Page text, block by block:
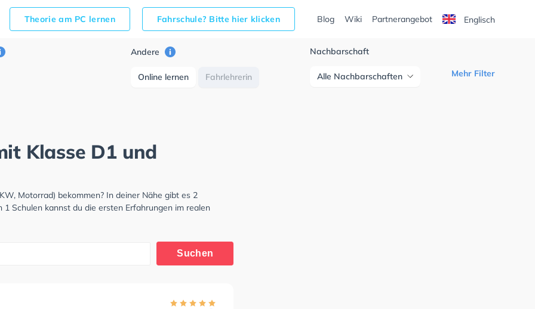
Theorie am PC lernen Fahrschule? Bitte hier klicken Blog Wiki Partnerangebot Englisch
Andere
Online lernen Fahrlehrerin
Nachbarschaft
Alle Nachbarschaften Mehr Filter
Klasse D1 und
Motorrad) bekommen? In deiner Nähe gibt es 2
Schulen kannst du die ersten Erfahrungen im realen
Suchen